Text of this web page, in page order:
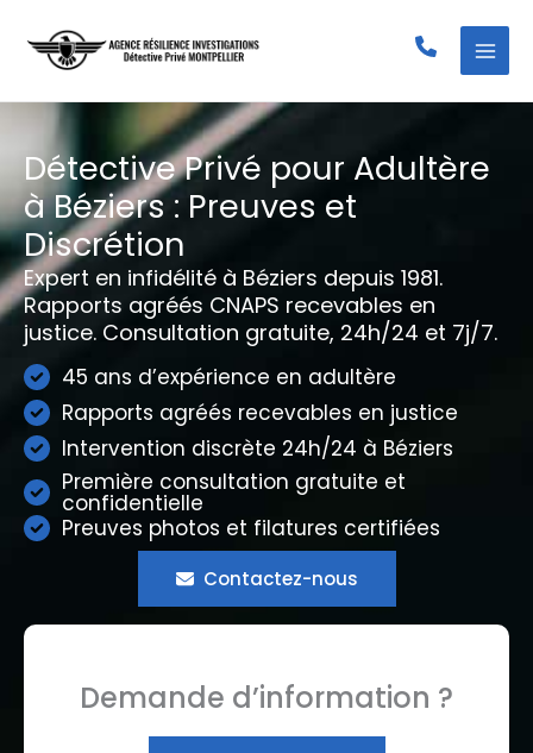
contenu
Détective Privé pour Adultère
à Béziers : Preuves et
Discrétion
Expert en infidélité à Béziers depuis 1981.
Rapports agréés CNAPS recevables en
justice. Consultation gratuite, 24h/24 et 7j/7.
45 ans d’expérience en adultère
Rapports agréés recevables en justice
Intervention discrète 24h/24 à Béziers
Première consultation gratuite et
confidentielle
Preuves photos et filatures certifiées
Contactez-nous
Demande d’information ?